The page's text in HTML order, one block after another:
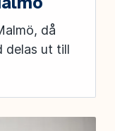
då
delas ut till